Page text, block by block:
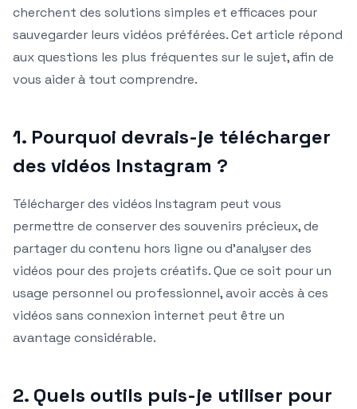
cherchent des solutions simples et efficaces pour
sauvegarder leurs vidéos préférées. Cet article répond
aux questions les plus fréquentes sur le sujet, afin de
vous aider à tout comprendre.
1. Pourquoi devrais-je télécharger
des vidéos Instagram ?
Télécharger des vidéos Instagram peut vous
permettre de conserver des souvenirs précieux, de
partager du contenu hors ligne ou d’analyser des
vidéos pour des projets créatifs. Que ce soit pour un
usage personnel ou professionnel, avoir accès à ces
vidéos sans connexion internet peut être un
avantage considérable.
2. Quels outils puis-je utiliser pour